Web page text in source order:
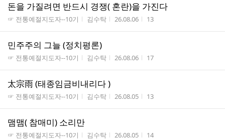
돈을 가질려면 반드시 경쟁( 혼란)을 가진다
게시판명
☞ 전통예절지도자--10기 작성자
김수탁 작성시간
26.08.06 조회수
13
민주주의 그늘 (정치평론)
게시판명
☞ 전통예절지도자--10기 작성자
김수탁 작성시간
26.08.06 조회수
17
太宗雨 (태종임금비내리다 )
게시판명
☞ 전통예절지도자--10기 작성자
김수탁 작성시간
26.08.05 조회수
13
맴맴( 참매미) 소리만
게시판명
☞ 전통예절지도자--10기 작성자
김수탁 작성시간
26.08.05 조회수
14